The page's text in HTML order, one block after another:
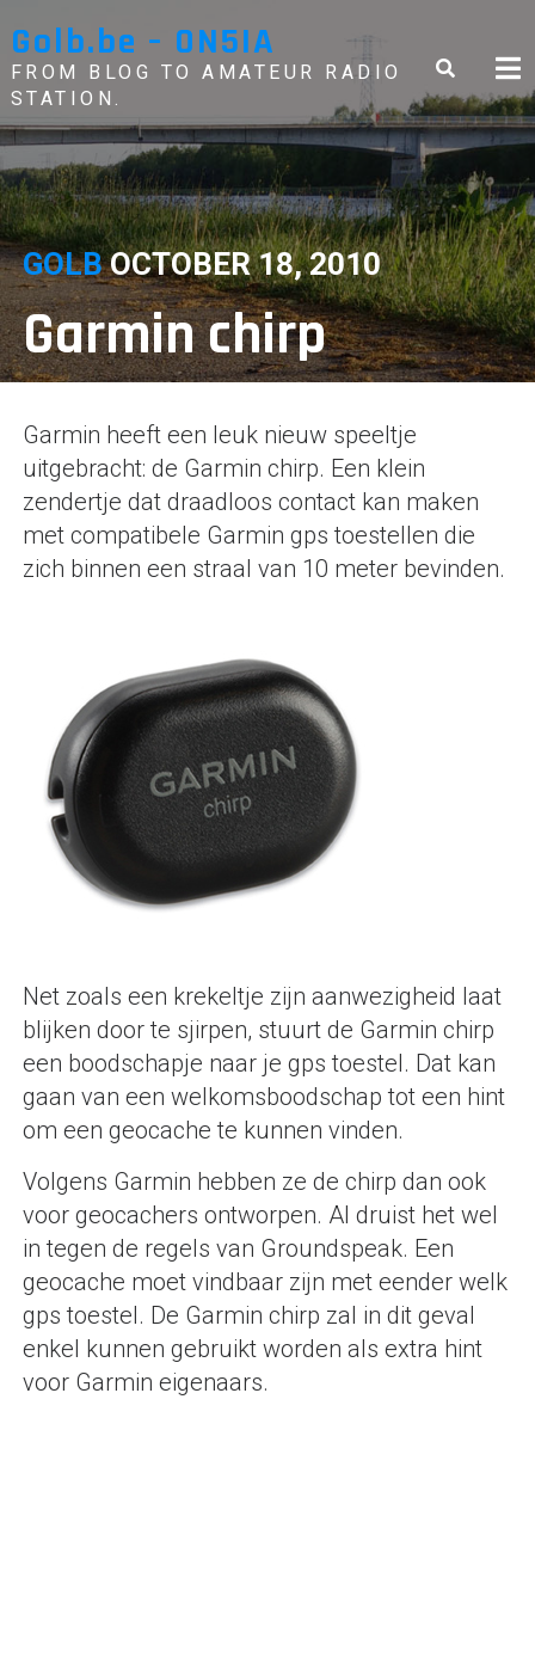
to
content
Golb.be – ON5IA
FROM BLOG TO AMATEUR RADIO
STATION.
GOLB OCTOBER 18, 2010
Garmin chirp
Garmin heeft een leuk nieuw speeltje
uitgebracht: de Garmin chirp. Een klein
zendertje dat draadloos contact kan maken
met compatibele Garmin gps toestellen die
zich binnen een straal van 10 meter bevinden.
Net zoals een krekeltje zijn aanwezigheid laat
blijken door te sjirpen, stuurt de Garmin chirp
een boodschapje naar je gps toestel. Dat kan
gaan van een welkomsboodschap tot een hint
om een geocache te kunnen vinden.
Volgens Garmin hebben ze de chirp dan ook
voor geocachers ontworpen. Al druist het wel
in tegen de regels van Groundspeak. Een
geocache moet vindbaar zijn met eender welk
gps toestel. De Garmin chirp zal in dit geval
enkel kunnen gebruikt worden als extra hint
voor Garmin eigenaars.